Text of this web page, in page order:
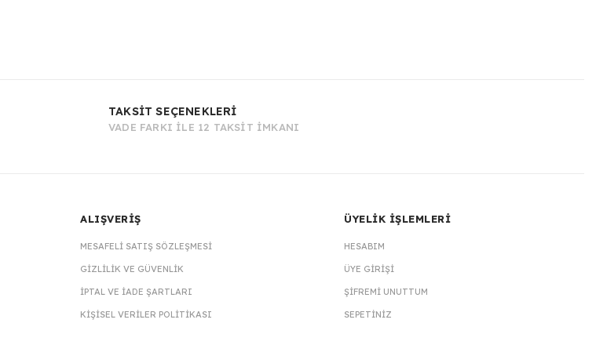
TAKSİT SEÇENEKLERİ
VADE FARKI İLE 12 TAKSİT İMKANI
ALIŞVERİŞ
MESAFELI SATIŞ SÖZLEŞMESI
GIZLILIK VE GÜVENLIK
İPTAL VE İADE ŞARTLARI
KIŞISEL VERILER POLITIKASI
ÜYELİK İŞLEMLERİ
HESABIM
ÜYE GIRIŞI
ŞIFREMI UNUTTUM
SEPETINIZ